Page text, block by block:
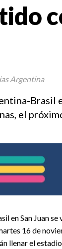
Brasil
el
Argentina
en San Juan
16 de
llenar el